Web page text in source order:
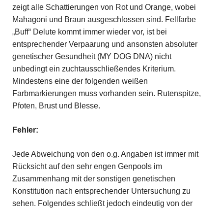
zeigt alle Schattierungen von Rot und Orange, wobei
Mahagoni und Braun ausgeschlossen sind. Fellfarbe
„Buff“ Delute kommt immer wieder vor, ist bei
entsprechender Verpaarung und ansonsten absoluter
genetischer Gesundheit (MY DOG DNA) nicht
unbedingt ein zuchtausschließendes Kriterium.
Mindestens eine der folgenden weißen
Farbmarkierungen muss vorhanden sein. Rutenspitze,
Pfoten, Brust und Blesse.
Fehler:
Jede Abweichung von den o.g. Angaben ist immer mit
Rücksicht auf den sehr engen Genpools im
Zusammenhang mit der sonstigen genetischen
Konstitution nach entsprechender Untersuchung zu
sehen. Folgendes schließt jedoch eindeutig von der